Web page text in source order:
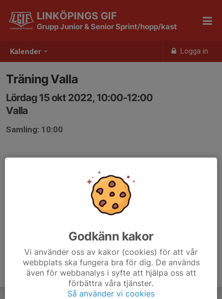
Kalender Logga in
LINKÖPINGS GIF
Grupp Junior & Senior Sprint/hopp/kast
Träning Valla
Lördag 15 okt 2022, 10:00-12:00
Valla
Samling: 10:00
Godkänn kakor
Vi använder oss av kakor (cookies) för att vår
webbplats ska fungera bra för dig. De används
även för webbanalys i syfte att hjälpa oss att
förbättra våra tjänster.
Så använder vi cookies